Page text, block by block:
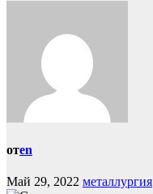
отen
Май 29, 2022 металлургия